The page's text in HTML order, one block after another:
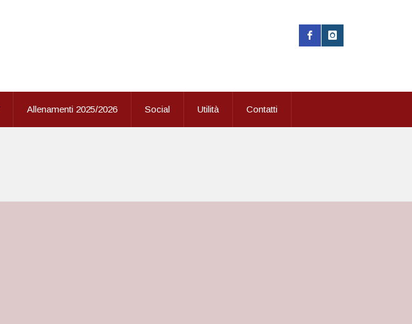
Allenamenti 2025/2026 Social Utilità Contatti